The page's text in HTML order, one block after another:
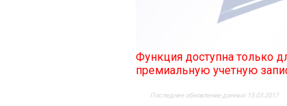
Функция доступна только
премиальную учетную
Последнее обновление данных 15.03.2017